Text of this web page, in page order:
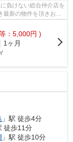
負けない総合仲介店を
新の物件を頂きお客
：5,000円 )
1ヶ月
」駅 徒歩4分
徒歩11分
」駅 徒歩10分